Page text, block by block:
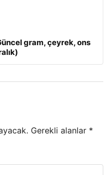
gram, çeyrek, ons
Gerekli alanlar *